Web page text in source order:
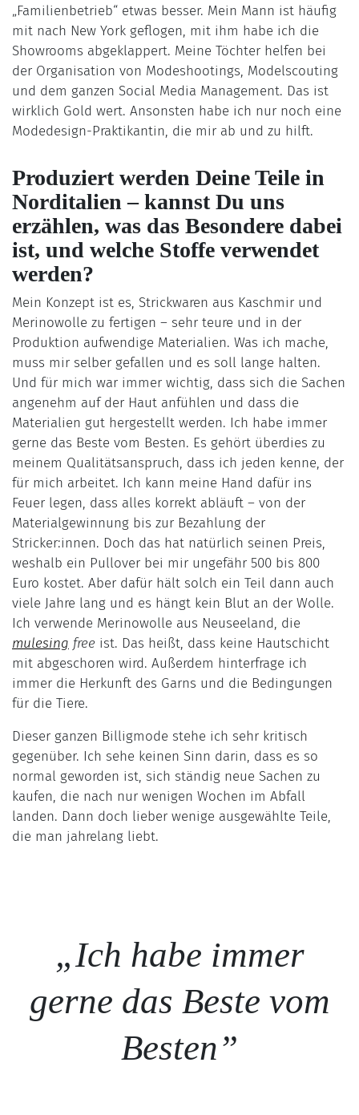
„Familienbetrieb“ etwas besser. Mein Mann ist häufig
mit nach New York geflogen, mit ihm habe ich die
Showrooms abgeklappert. Meine Töchter helfen bei
der Organisation von Modeshootings, Modelscouting
und dem ganzen Social Media Management. Das ist
wirklich Gold wert. Ansonsten habe ich nur noch eine
Modedesign-Praktikantin, die mir ab und zu hilft.
Produziert werden Deine Teile in
Norditalien – kannst Du uns
erzählen, was das Besondere dabei
ist, und welche Stoffe verwendet
werden?
Mein Konzept ist es, Strickwaren aus Kaschmir und
Merinowolle zu fertigen – sehr teure und in der
Produktion aufwendige Materialien. Was ich mache,
muss mir selber gefallen und es soll lange halten.
Und für mich war immer wichtig, dass sich die Sachen
angenehm auf der Haut anfühlen und dass die
Materialien gut hergestellt werden. Ich habe immer
gerne das Beste vom Besten. Es gehört überdies zu
meinem Qualitätsanspruch, dass ich jeden kenne, der
für mich arbeitet. Ich kann meine Hand dafür ins
Feuer legen, dass alles korrekt abläuft – von der
Materialgewinnung bis zur Bezahlung der
Stricker:innen. Doch das hat natürlich seinen Preis,
weshalb ein Pullover bei mir ungefähr 500 bis 800
Euro kostet. Aber dafür hält solch ein Teil dann auch
viele Jahre lang und es hängt kein Blut an der Wolle.
Ich verwende Merinowolle aus Neuseeland, die
mulesing free ist. Das heißt, dass keine Hautschicht
mit abgeschoren wird. Außerdem hinterfrage ich
immer die Herkunft des Garns und die Bedingungen
für die Tiere.
Dieser ganzen Billigmode stehe ich sehr kritisch
gegenüber. Ich sehe keinen Sinn darin, dass es so
normal geworden ist, sich ständig neue Sachen zu
kaufen, die nach nur wenigen Wochen im Abfall
landen. Dann doch lieber wenige ausgewählte Teile,
die man jahrelang liebt.
„Ich habe immer
gerne das Beste vom
Besten”